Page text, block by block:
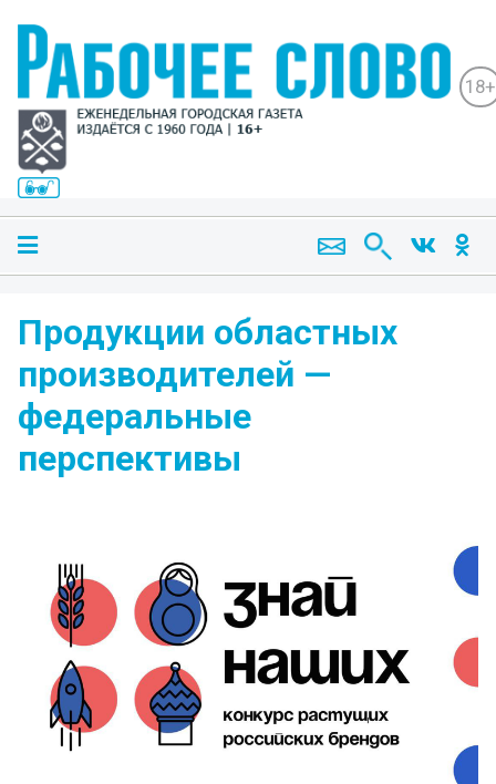
18+
Продукции областных
производителей —
федеральные
перспективы